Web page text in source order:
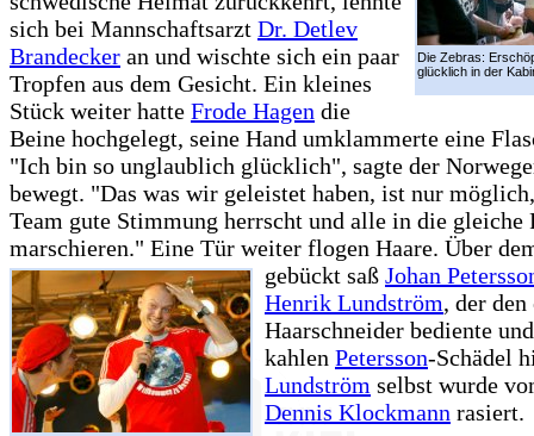
Die Zebras:
glücklich in der
sich bei Mannschaftsarzt Dr. Detlev
Brandecker an und wischte sich ein paar
Tropfen aus dem Gesicht. Ein kleines
Stück weiter hatte Frode Hagen die
Beine hochgelegt, seine Hand umklammerte eine
"Ich bin so unglaublich glücklich", sagte der
bewegt. "Das was wir geleistet haben, ist nur
Team gute Stimmung herrscht und alle in die gleiche
marschieren." Eine Tür weiter flogen Haare. Über
gebückt saß Johan
Henrik Lundström, der
Haarschneider bediente
kahlen Petersson-Schädel
Lundström selbst wurde
Dennis Klockmann rasiert.